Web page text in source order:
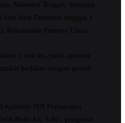
Sulawesi Tengah, bersama
hari lahir Pancasila tanggal 1
Kecamatan Pamona Utara.
2 sesi ini, yaitu upacara
berjalan dengan penuh
PDI Perjuangan
Baso Ali, S.Pd., pengurus